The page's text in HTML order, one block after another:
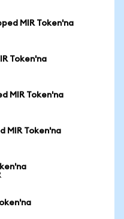
MIR Token'na
Token'na
MIR Token'na
MIR Token'na